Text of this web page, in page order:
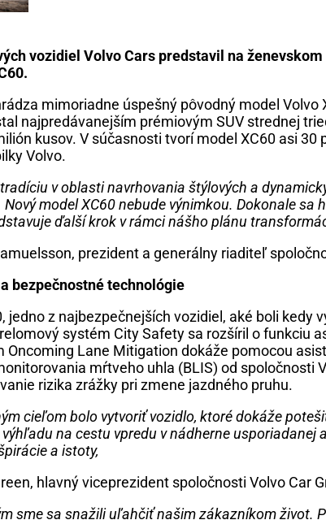
vozidiel Volvo Cars predstavil na
mimoriadne úspešný pôvodný model Volvo
najpredávanejším prémiovým SUV strednej
kusov. V súčasnosti tvorí model XC60 asi
Volvo.
v oblasti navrhovania štýlových a
model XC60 nebude výnimkou. Dokonale sa
ďalší krok v rámci nášho plánu
prezident a generálny riaditeľ
bezpečnostné technológie
jedno z najbezpečnejších vozidiel, aké boli kedy
systém City Safety sa rozšíril o funkciu
Oncoming Lane Mitigation dokáže pomocou
mŕtveho uhla (BLIS) od spoločnosti
rizika zrážky pri zmene jazdného pruhu.
cieľom bolo vytvoriť vozidlo, ktoré dokáže
na cestu vpredu v nádherne usporiadanej
a istoty,
hlavný viceprezident spoločnosti Volvo Car
sme sa snažili uľahčiť našim zákazníkom život.